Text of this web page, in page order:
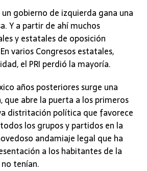
gobierno de izquierda gana una
Y a partir de ahí muchos
y estatales de oposición
varios Congresos estatales,
el PRI perdió la mayoría.
años posteriores surge una
que abre la puerta a los primeros
distritación política que favorece
los grupos y partidos en la
andamiaje legal que ha
a los habitantes de la
tenían.